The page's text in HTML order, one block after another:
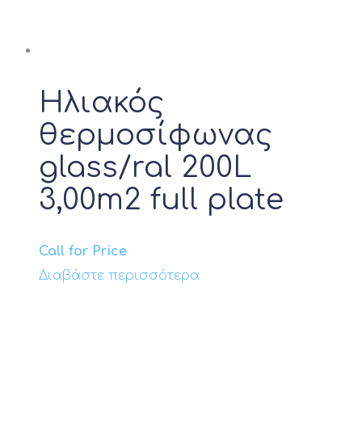
Ηλιακός
θερμοσίφωνας
glass/ral 200L
3,00m2 full plate
Call for Price
Διαβάστε περισσότερα